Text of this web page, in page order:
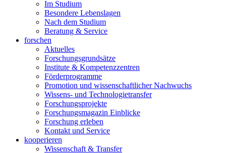
Im Studium
Besondere Lebenslagen
Nach dem Studium
Beratung & Service
forschen
Aktuelles
Forschungsgrundsätze
Institute & Kompetenzzentren
Förderprogramme
Promotion und wissenschaftlicher Nachwuchs
Wissens- und Technologietransfer
Forschungsprojekte
Forschungsmagazin Einblicke
Forschung erleben
Kontakt und Service
kooperieren
Wissenschaft & Transfer